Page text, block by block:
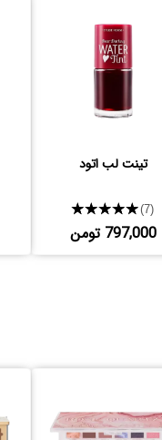
تینت لب اتود
★★★★★(7)
797,000 تومن